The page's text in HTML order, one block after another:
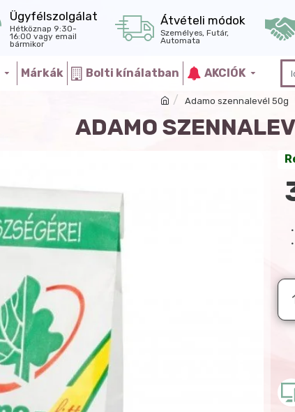
Ügyfélszolgálat
Hétköznap 9:30-
16:00 vagy email
bármikor
Átvételi módok
Személyes, Futár,
Automata
Márkák Bolti kínálatban AKCIÓK
Adamo szennalevél 50g
ADAMO